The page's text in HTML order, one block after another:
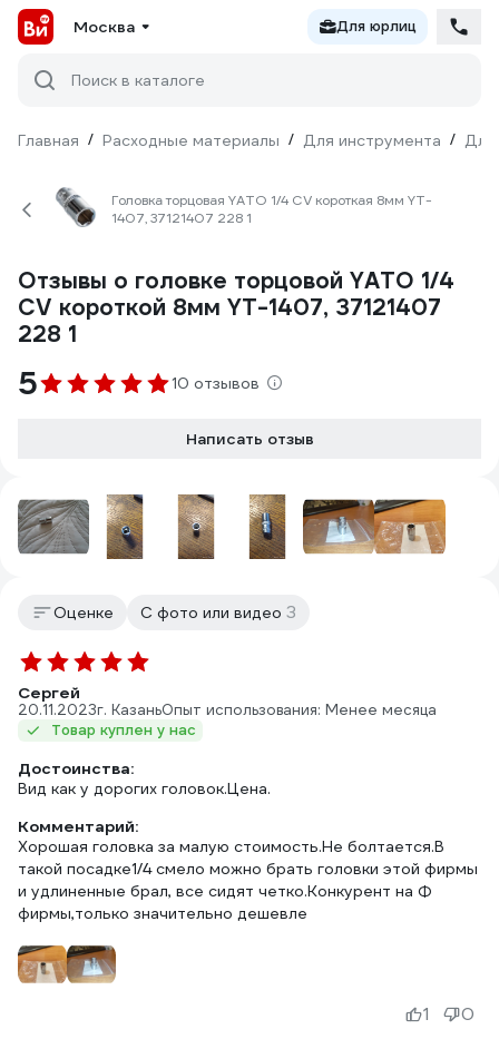
Москва Для юрлиц
Поиск в каталоге
Главная / Расходные материалы / Для инструмента / Для
Головка торцовая YATO 1/4 CV короткая 8мм YT-
1407, 37121407 228 1
Отзывы о головке торцовой YATO 1/4
CV короткой 8мм YT-1407, 37121407
228 1
5 10 отзывов
Написать отзыв
Оценке С фото или видео 3
Сергей
20.11.2023г. КазаньОпыт использования: Менее месяца
Товар куплен у нас
Достоинства:
Вид как у дорогих головок.Цена.
Комментарий:
Хорошая головка за малую стоимость.Не болтается.В
такой посадке1/4 смело можно брать головки этой фирмы
и удлиненные брал, все сидят четко.Конкурент на Ф
фирмы,только значительно дешевле
1 0